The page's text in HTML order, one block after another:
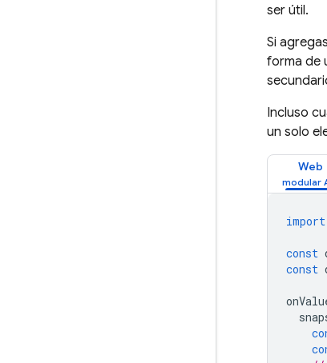
ser útil.
Si
forma de
Incluso
un solo
Web
import
const
const